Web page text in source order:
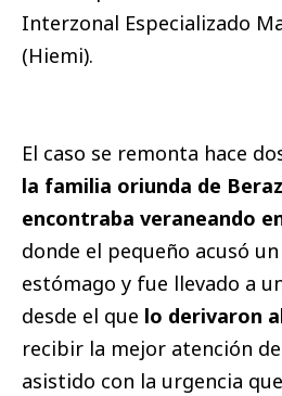
Interzonal Especializado
(Hiemi).
El caso se remonta hace
la familia oriunda de
encontraba veraneando
donde el pequeño acusó
estómago y fue llevado a
desde el que lo derivaron
recibir la mejor atención
asistido con la urgencia